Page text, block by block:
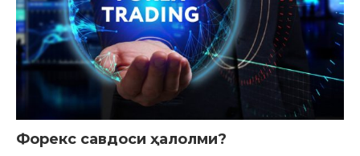
Форекс савдоси ҳалолми?